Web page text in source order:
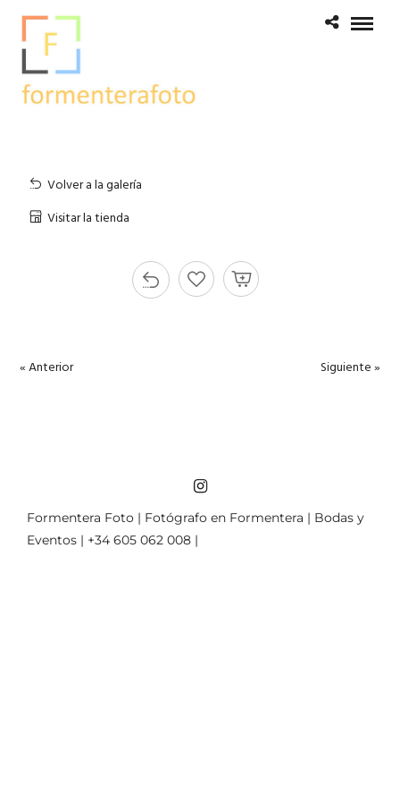
Volver a la galería
Visitar la tienda
« Anterior Siguiente »
Formentera Foto | Fotógrafo en Formentera | Bodas y
Eventos | +34 605 062 008 |